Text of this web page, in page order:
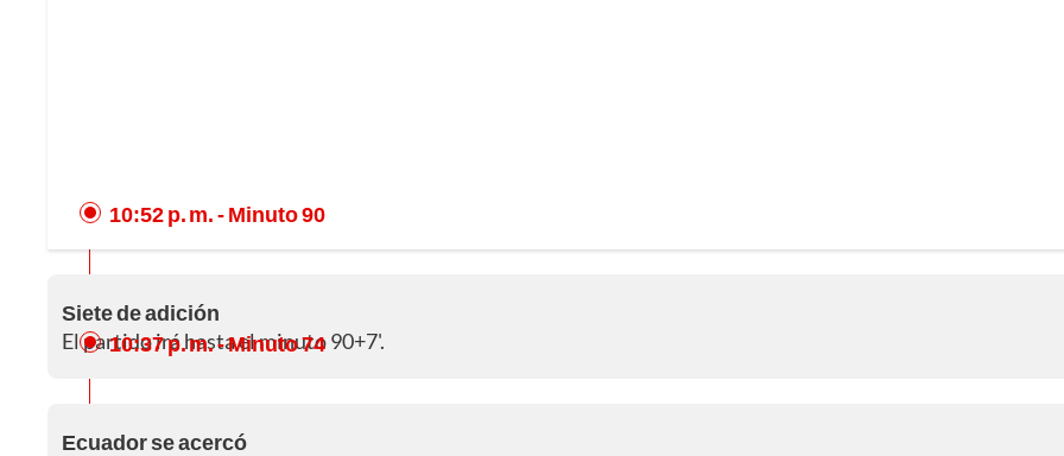
10:52 p. m.- Minuto 90
Siete de adición
El partido irá hasta el minuto 90+7'.
10:37 p. m.- Minuto 74
Ecuador se acercó